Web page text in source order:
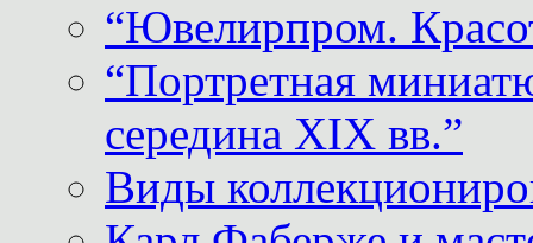
“Ювелирпром.
“Портретная
середина XIX вв.”
Виды